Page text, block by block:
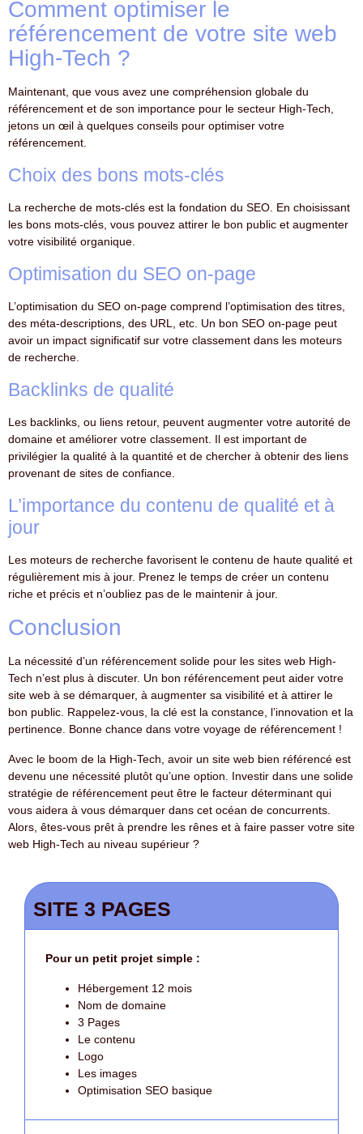
Comment optimiser le
référencement de votre site web
High-Tech ?
Maintenant, que vous avez une compréhension globale du
référencement et de son importance pour le secteur High-Tech,
jetons un œil à quelques conseils pour optimiser votre
référencement.
Choix des bons mots-clés
La recherche de mots-clés est la fondation du SEO. En choisissant
les bons mots-clés, vous pouvez attirer le bon public et augmenter
votre visibilité organique.
Optimisation du SEO on-page
L’optimisation du SEO on-page comprend l’optimisation des titres,
des méta-descriptions, des URL, etc. Un bon SEO on-page peut
avoir un impact significatif sur votre classement dans les moteurs
de recherche.
Backlinks de qualité
Les backlinks, ou liens retour, peuvent augmenter votre autorité de
domaine et améliorer votre classement. Il est important de
privilégier la qualité à la quantité et de chercher à obtenir des liens
provenant de sites de confiance.
L’importance du contenu de qualité et à
jour
Les moteurs de recherche favorisent le contenu de haute qualité et
régulièrement mis à jour. Prenez le temps de créer un contenu
riche et précis et n’oubliez pas de le maintenir à jour.
Conclusion
La nécessité d’un référencement solide pour les sites web High-
Tech n’est plus à discuter. Un bon référencement peut aider votre
site web à se démarquer, à augmenter sa visibilité et à attirer le
bon public. Rappelez-vous, la clé est la constance, l’innovation et la
pertinence. Bonne chance dans votre voyage de référencement !
Avec le boom de la High-Tech, avoir un site web bien référencé est
devenu une nécessité plutôt qu’une option. Investir dans une solide
stratégie de référencement peut être le facteur déterminant qui
vous aidera à vous démarquer dans cet océan de concurrents.
Alors, êtes-vous prêt à prendre les rênes et à faire passer votre site
web High-Tech au niveau supérieur ?
SITE 3 PAGES
Pour un petit projet simple :
Hébergement 12 mois
Nom de domaine
3 Pages
Le contenu
Logo
Les images
Optimisation SEO basique